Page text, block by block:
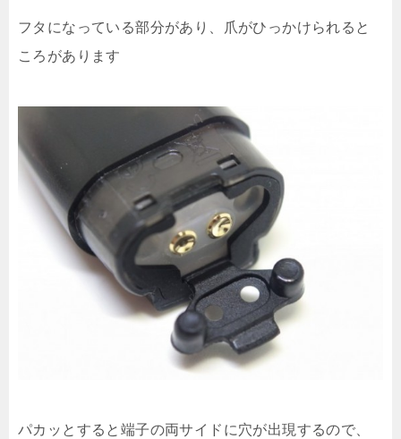
フタになっている部分があり、爪がひっかけられると
ころがあります
パカッとすると端子の両サイドに穴が出現するので、